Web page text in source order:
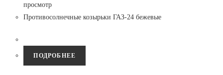
просмотр
Противосолнечные козырьки ГАЗ-24 бежевые
ПОДРОБНЕЕ